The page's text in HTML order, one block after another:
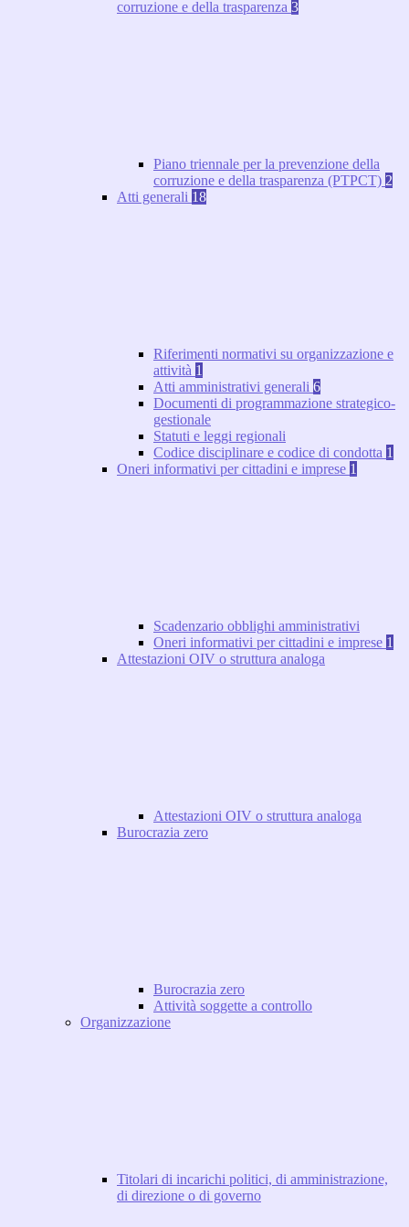
corruzione e della trasparenza 3
Piano triennale per la prevenzione della
corruzione e della trasparenza (PTPCT) 2
Atti generali 18
Riferimenti normativi su organizzazione e
attività 1
Atti amministrativi generali 6
Documenti di programmazione strategico-
gestionale
Statuti e leggi regionali
Codice disciplinare e codice di condotta 1
Oneri informativi per cittadini e imprese 1
Scadenzario obblighi amministrativi
Oneri informativi per cittadini e imprese 1
Attestazioni OIV o struttura analoga
Attestazioni OIV o struttura analoga
Burocrazia zero
Burocrazia zero
Attività soggette a controllo
Organizzazione
Titolari di incarichi politici, di amministrazione,
di direzione o di governo